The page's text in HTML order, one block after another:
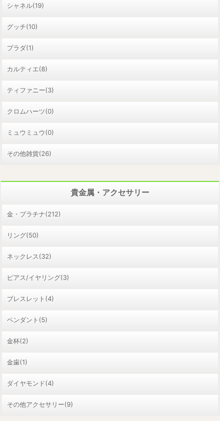
シャネル(19)
グッチ(10)
プラダ(1)
カルティエ(8)
ティファニー(3)
クロムハーツ(0)
ミュウミュウ(0)
その他雑貨(26)
貴金属・アクセサリー
金・プラチナ(212)
リング(50)
ネックレス(32)
ピアス/イヤリング(3)
ブレスレット(4)
ペンダント(5)
金杯(2)
金歯(1)
ダイヤモンド(4)
その他アクセサリー(9)